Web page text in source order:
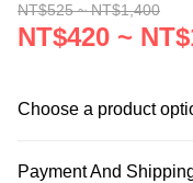
NT$525 ~ NT$1,400
NT$420 ~
Choose a product
Payment And